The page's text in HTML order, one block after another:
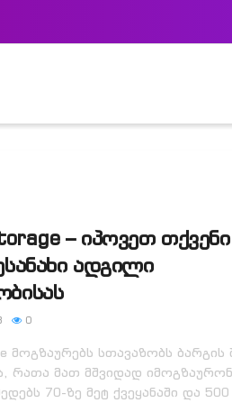
– იპოვეთ თქვენი
ადგილი
0
მოგზაურებს სთავაზობს ბარგის
რათა მათ მშვიდად
70-ზე მეტ ქვეყანაში და 500